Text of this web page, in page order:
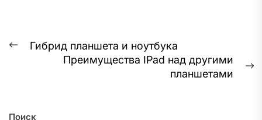
Навигация
Предыдущая
Гибрид планшета и ноутбука
Преимущества IPad над другими
планшетами
Поиск